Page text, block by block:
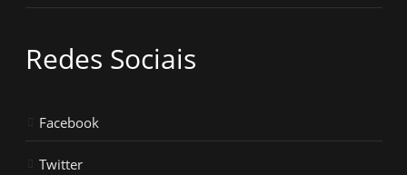
Redes Sociais
Facebook
Twitter